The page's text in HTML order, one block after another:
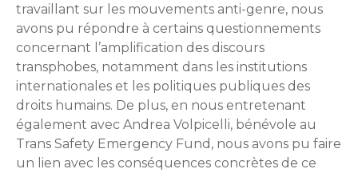
travaillant sur les mouvements anti-genre, nous
avons pu répondre à certains questionnements
concernant l’amplification des discours
transphobes, notamment dans les institutions
internationales et les politiques publiques des
droits humains. De plus, en nous entretenant
également avec Andrea Volpicelli, bénévole au
Trans Safety Emergency Fund, nous avons pu faire
un lien avec les conséquences concrètes de ce